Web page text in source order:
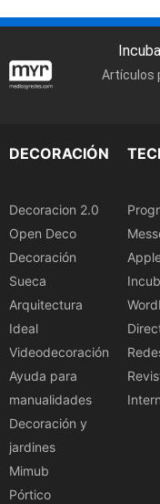
Artículos
DECORACIÓN
Decoracion 2.0
Open Deco
Decoración
Sueca
Arquitectura
Ideal
Videodecoración
Ayuda para
manualidades
Decoración y
jardines
Mimub
Pórtico